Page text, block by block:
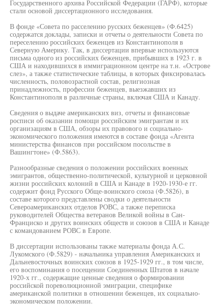
Государственного архива Российской Федерации (ГАРФ), которые
стали основой диссертационного исследования.
В фонде «Совета по расселению русских беженцев» (Ф.6425)
содержатся доклады, записки и отчеты о деятельности Совета по
переселению российских беженцев из Константинополя в
Северную Америку. Так, в диссертации впервые используются
письма одного из российских беженцев, прибывших в 1923 г. в
США и находившихся в иммиграционном центре на т.н. «Острове
слез», а также статистические таблицы, в которых фиксировалась
численность, половозрастной состав, религиозная
принадлежность, профессии беженцев, выезжавших из
Константинополя в различные страны, включая США и Канаду.
Сведения о выдаче американских виз, отчеты и финансовые
росписи об оказании помощи российским эмигрантам и их
организациям в США, обзоры их правового и социально-
экономического положения имеются в составе фонда «Агента
министерства финансов при российском посольстве в
Вашингтоне» (Ф.5863).
Разнообразные сведения о положении российских военных
эмигрантов, общественно-политической, культурной и церковной
жизни российских колоний в США и Канаде в 1920-1930-е гг.
содержит фонд Русского Обще-воинского союза (Ф.5826), в
составе которого представлены сводки о деятельности
Североамериканских отделов РОВС, а также переписка
руководителей Общества ветеранов Великой войны в Сан-
Франциско и других воинских обществ и союзов в США и Канаде
с командованием РОВС в Европе.
В диссертации использованы также материалы фонда А.С.
Лукомского (Ф.5829) - начальника управления Американских и
Дальневосточных воинских союзов в 1925-1929 гг., в том числе,
его воспоминания о посещении Соединенных Штатов в начале
1920-х гг., содержащие ценные сведения о формировании
российской пореволюционной эмиграции, специфике
американской политики в отношении беженцев, их социально-
экономическом положении.